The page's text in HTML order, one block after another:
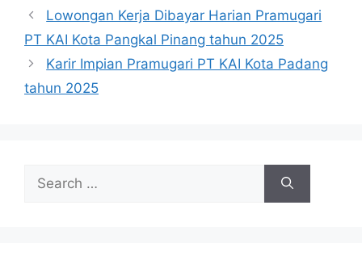
Lowongan Kerja Dibayar Harian Pramugari
PT KAI Kota Pangkal Pinang tahun 2025
Karir Impian Pramugari PT KAI Kota Padang
tahun 2025
for: